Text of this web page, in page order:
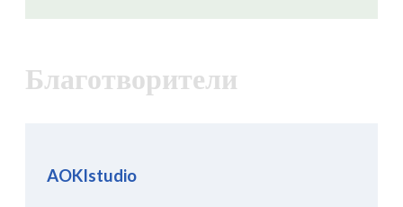
Благотворители
AOKIstudio